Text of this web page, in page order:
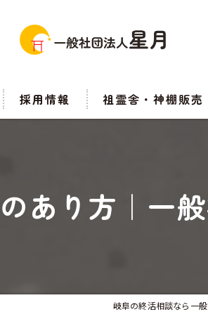
採用情報 祖霊舎・神棚販売
あり方｜一
岐阜の終活相談なら一